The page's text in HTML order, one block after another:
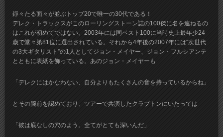
錚々たる面々が並ぶトップ20で唯一の30代である！
デレク・トラックスがこのローリングストーン誌の100傑に名を連ねるの
はこれが初めてではない。2003年には同ベスト100に当時史上最年少24
歳で堂々第81位に選出されている。それから4年後の2007年には“次世代
の3大ギタリスト”の1人としてジョン・メイヤー、ジョン・フルシアンテ
とともに表紙を飾っている。あのジョン・メイヤーも
「デレクにはかなわない、自分よりもたくさんの音を持っているからね」
とその腕前を認めており、ツアーで共演したクラプトンにいたっては
「彼は底なしの穴のよう。全てがとても深いんだ」